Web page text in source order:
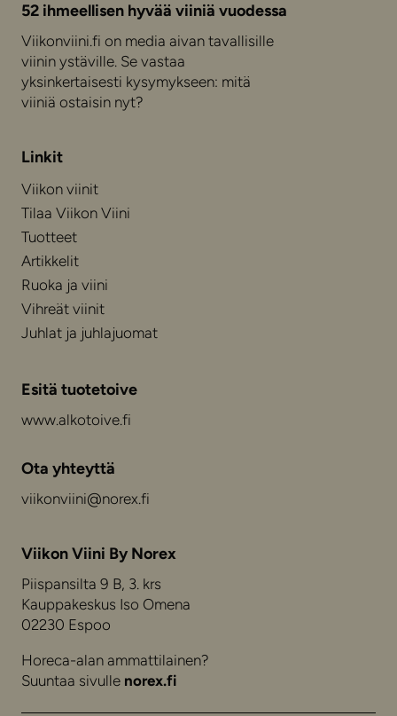
52 ihmeellisen hyvää viiniä vuodessa
Viikonviini.fi on media aivan tavallisille
viinin ystäville. Se vastaa
yksinkertaisesti kysymykseen: mitä
viiniä ostaisin nyt?
Linkit
Viikon viinit
Tilaa Viikon Viini
Tuotteet
Artikkelit
Ruoka ja viini
Vihreät viinit
Juhlat ja juhlajuomat
Esitä tuotetoive
www.alkotoive.fi
Ota yhteyttä
viikonviini@norex.fi
Viikon Viini By Norex
Piispansilta 9 B, 3. krs
Kauppakeskus Iso Omena
02230 Espoo
Horeca-alan ammattilainen?
Suuntaa sivulle norex.fi